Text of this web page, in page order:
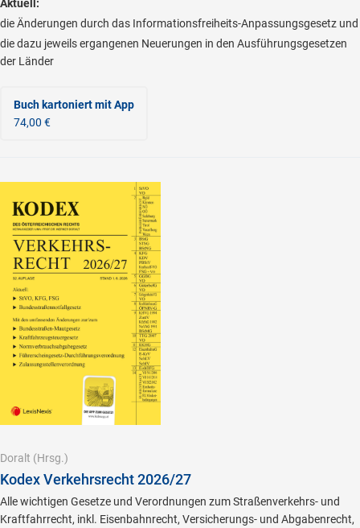
Aktuell:
die Änderungen durch das Informationsfreiheits-Anpassungsgesetz und
die dazu jeweils ergangenen Neuerungen in den Ausführungsgesetzen
der Länder
Buch kartoniertmit App
74,00 €
Doralt (Hrsg.)
Kodex Verkehrsrecht 2026/27
Alle wichtigen Gesetze und Verordnungen zum Straßenverkehrs- und
Kraftfahrrecht, inkl. Eisenbahnrecht, Versicherungs- und Abgabenrecht,